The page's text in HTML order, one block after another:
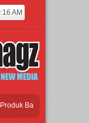
AM
dari Seluruh Dunia,